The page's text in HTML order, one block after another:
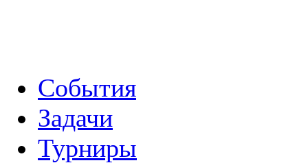
События
Задачи
Турниры